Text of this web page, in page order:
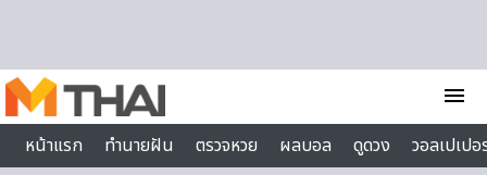
menu
หน้าแรก
ทำนายฝัน ตรวจหวย ผลบอล ดูดวง
วอลเปเป